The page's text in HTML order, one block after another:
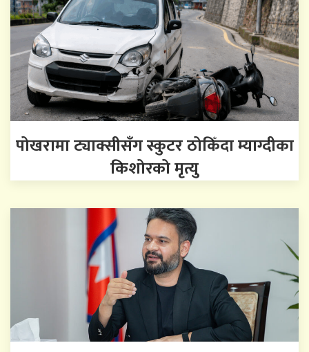
पोखरामा ट्याक्सीसँग स्कुटर ठोकिँदा म्याग्दीका
किशोरको मृत्यु